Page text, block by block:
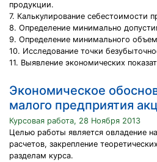
продукции.
7. Калькулирование себестоимости
8. Определение минимально
9. Определение минимального
10. Исследование точки
11. Выявление экономических
Экономическое
малого предприятия
Курсовая работа, 28 Ноября 2013
Целью работы является овладение
расчетов, закрепление
разделам курса.